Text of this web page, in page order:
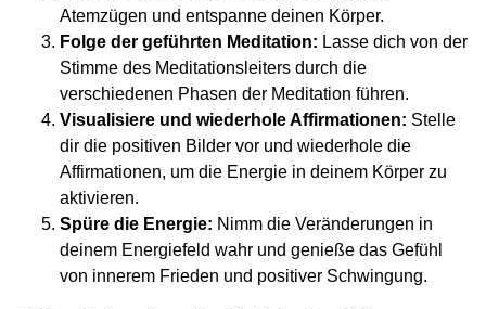
Atemzügen und entspanne deinen Körper.
Folge der geführten Meditation: Lasse dich von der
Stimme des Meditationsleiters durch die
verschiedenen Phasen der Meditation führen.
Visualisiere und wiederhole Affirmationen: Stelle
dir die positiven Bilder vor und wiederhole die
Affirmationen, um die Energie in deinem Körper zu
aktivieren.
Spüre die Energie: Nimm die Veränderungen in
deinem Energiefeld wahr und genieße das Gefühl
von innerem Frieden und positiver Schwingung.